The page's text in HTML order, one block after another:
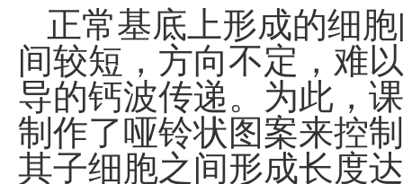
正常基底上形成的细
间较短，方向不定，难
导的钙波传递。为此，
制作了哑铃状图案来控制
其子细胞之间形成长度